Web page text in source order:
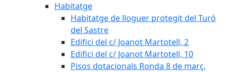
Habitatge
Habitatge de lloguer protegit del Turó
del Sastre
Edifici del c/ Joanot Martotell, 2
Edifici del c/ Joanot Martotell, 10
Pisos dotacionals Ronda 8 de març,